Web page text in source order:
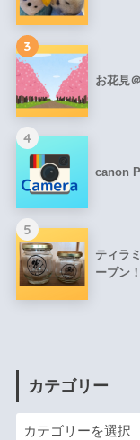
3
お花見
4
canon
5
ティラ
ープン！
カテゴリー